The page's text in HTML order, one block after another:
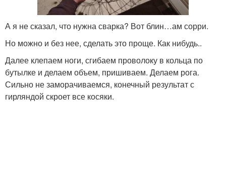
А я не сказал, что нужна сварка? Вот блин…ам сорри.
Но можно и без нее, сделать это проще. Как нибудь..
Далее клепаем ноги, сгибаем проволоку в кольца по
бутылке и делаем объем, пришиваем. Делаем рога.
Сильно не заморачиваемся, конечный результат с
гирляндой скроет все косяки.